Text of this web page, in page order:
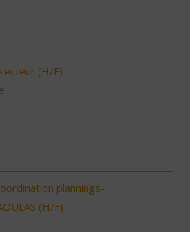
(H/F)
plannings-
(H/F)